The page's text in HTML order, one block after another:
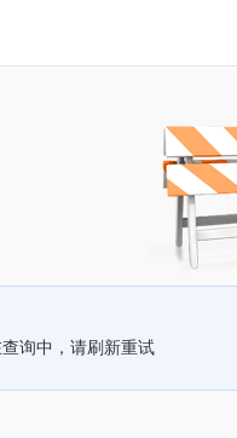
询中，请刷新重试